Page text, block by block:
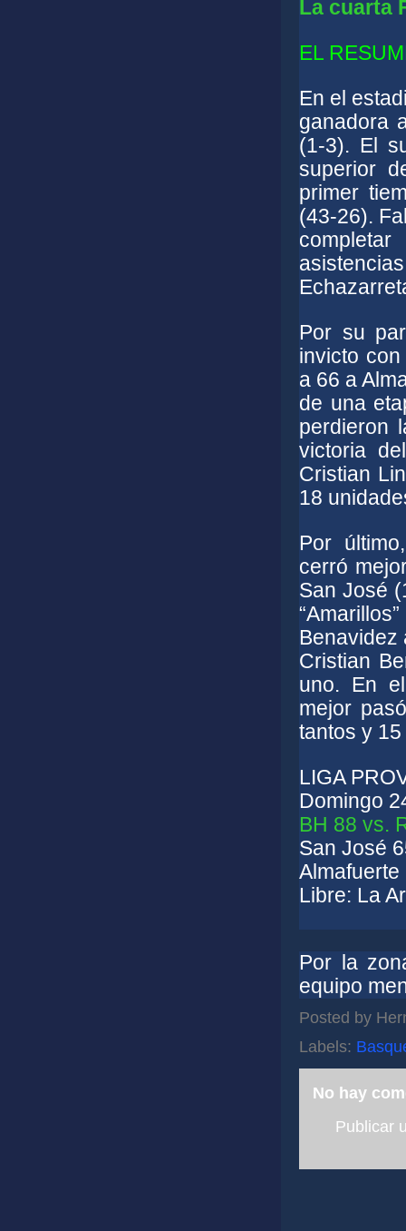
La cuarta
EL
En el
ganadora
(1-3). El
superior
primer
(43-26).
Por su
invicto
a 66 a
de una
perdieron
victoria
Cristian
18
Por
cerró
San José
Benavidez
Cristian
uno. En
mejor
tantos y
LIGA
Domingo
BH 88 vs.
San José
Libre: La
Por la
equipo
Posted by
Labels:
No hay
Publicar